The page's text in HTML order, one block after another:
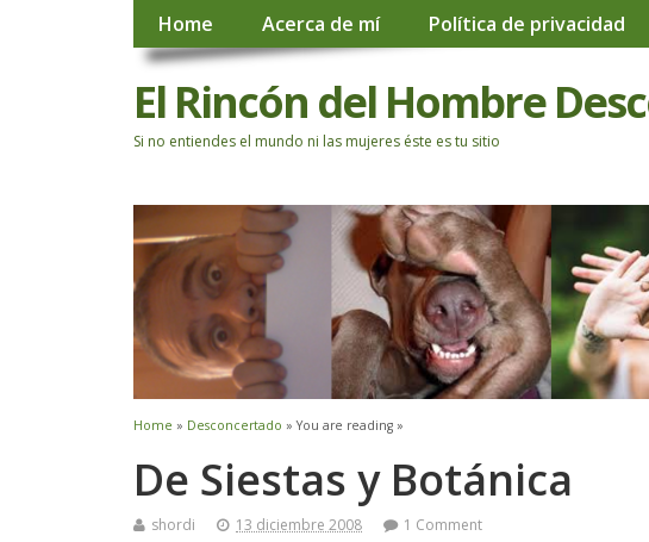
Home Acerca de mí Política de privacidad
El Rincón del Hombre
Si no entiendes el mundo ni las mujeres éste es tu sitio
Home » Desconcertado » You are reading »
De Siestas y Botánica
shordi 13 diciembre 2008 1 Comment